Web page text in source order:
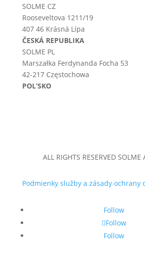
SOLME CZ
Rooseveltova 1211/19
407 46 Krásná Lípa
ČESKÁ REPUBLIKA
SOLME PL
Marszałka Ferdynanda Focha 53
42-217 Częstochowa
POL’SKO
ALL RIGHTS RESERVED
Podmienky služby a zásady ochrany
Follow
Follow
Follow